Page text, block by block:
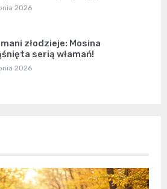
2026
złodzieje: Mosina
serią włamań!
2026